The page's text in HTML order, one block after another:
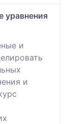
уравнения
и
и